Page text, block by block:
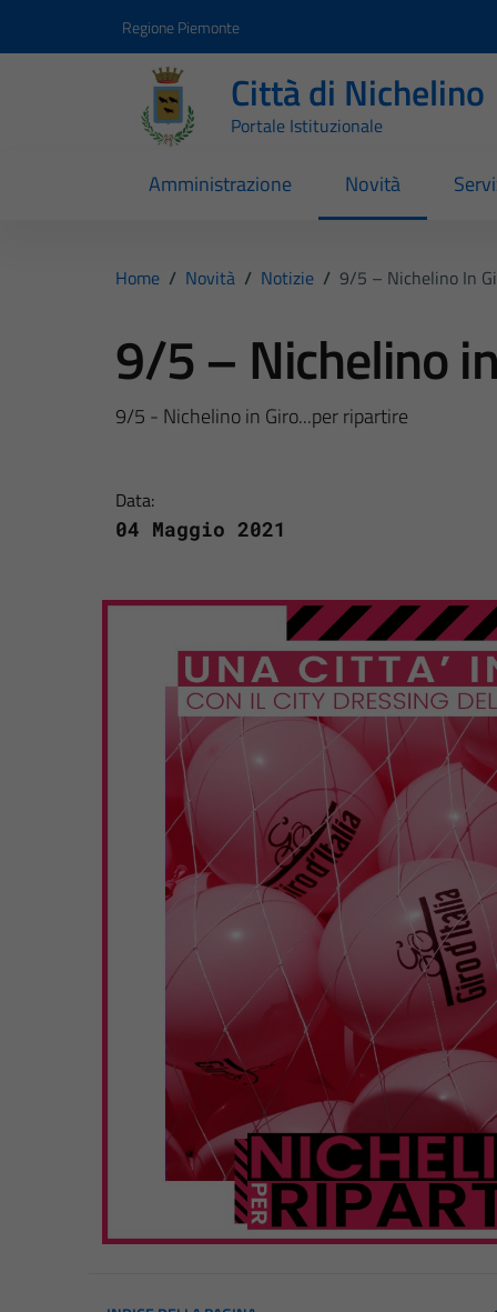
Regione Piemonte
Città di Nichelino
Portale Istituzionale
Amministrazione Novità
Home / Novità / Notizie / 9/5 – Nichelino In
9/5 – Nichelino
9/5 - Nichelino in Giro...per ripartire
Data:
04 Maggio 2021